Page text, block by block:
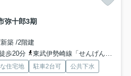
弥十郎3期
築 /2階建
歩20分
東武伊勢崎線「せんげん台」駅 徒歩31分
住宅地 駐車2台可
公共下水